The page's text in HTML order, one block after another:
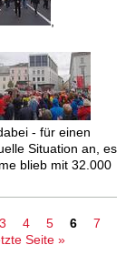
,
- für einen
Situation an, es
blieb mit 32.000
3 4 5 6
7
Seite »